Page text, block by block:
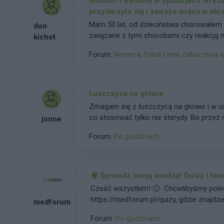
don
kichot
przydarzyło się i zawsze wraca w
Mam 50 lat, od dzieciństwa
związane z tymi chorobami czy reakcją
wszystkiego pozostało. Jednocześnie
nastąpi poprawa nie napawały
Psychiatry który przepisał mi SEDAM 3,
nieznacznie zwiększana aby gdzieś po
dwa razy dziennie. Odżyłem,
osobiste, byłem pełen energii i wiary.
znalazłem lekarza który zgodził się
po 15 latach ja się uodporniłem na
9 argumentując się, że się uzależnię. Ja
Forum: Nerwica, fobia i inne zaburzenia
jonne
Łuszczyca na głowie
Zmagam się z łuszczycą na głowie i w
co stosować tylko nie sterydy. Bo przez
Forum: Po godzinach
medforum
🧠 Sprawdź swoją wiedzę! Quizy i
Cześć wszystkim! 🙂 Chcielibyśmy
https://medforum.pl/quizy, gdzie
i całkowicie za darmo. ✅ Nie trzeba
Forum: Po godzinach